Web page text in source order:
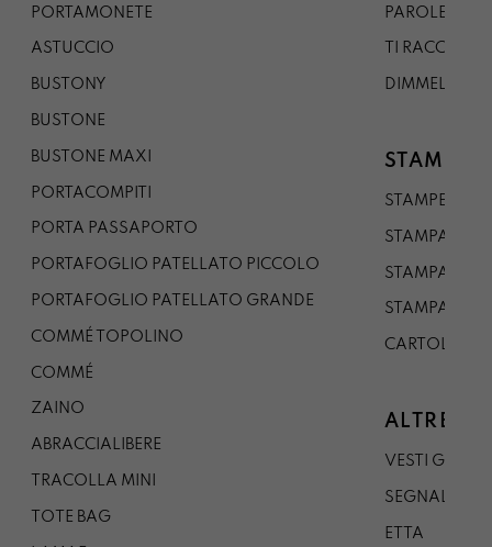
PORTAMONETE
ASTUCCIO
BUSTONY
BUSTONE
BUSTONE MAXI
PORTACOMPITI
PORTA PASSAPORTO
PORTAFOGLIO PATELLATO PICCOLO
PORTAFOGLIO PATELLATO GRANDE
COMMÉ TOPOLINO
COMMÉ
ZAINO
ABRACCIALIBERE
TRACOLLA MINI
TOTE BAG
PAROLE DA
TI
DIMMELO
STAMPE
STAMPE A5
STAMPA A3
STAMPA A1
STAMPA A0
CARTOLINA
ALTRE
VESTI
SEGNALIBRO
ETTA